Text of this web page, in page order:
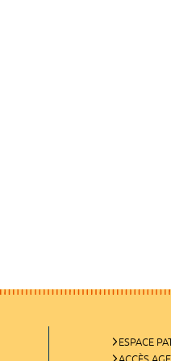
ESPACE
ACCÈS